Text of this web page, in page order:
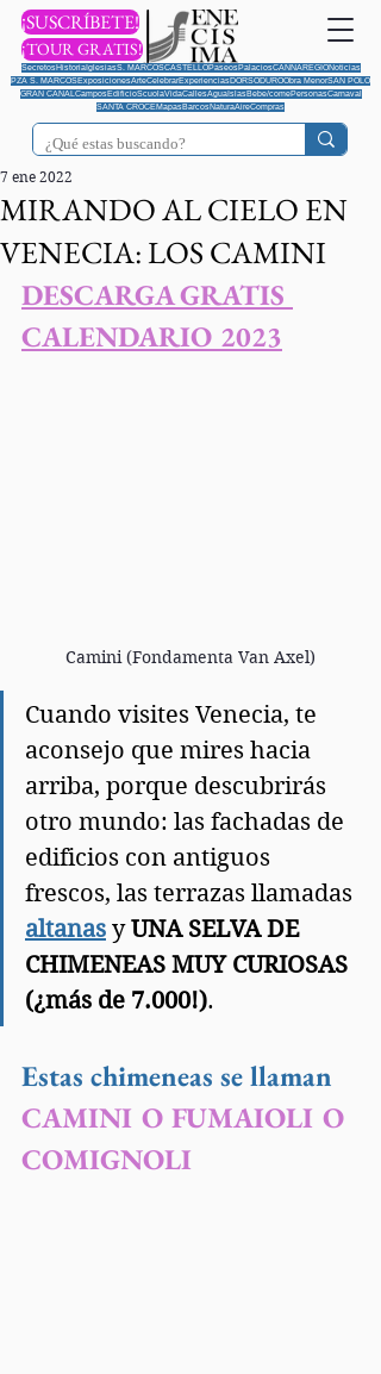
¡SUSCRÍBETE!
¡TOUR GRATIS!
SecretosHistoriaIglesiasS. MARCOSCASTELLOPaseosPalaciosCANNAREGIONoticias
PZA S. MARCOSExposicionesArteCelebrarExperienciasDORSODUROObra MenorSAN POLO
GRAN CANAL CamposEdificioScuolaVidaCallesAguaIslasBebe/comePersonasCarnaval
SANTA CROCEMapasBarcosNaturaAireCompras
MIRANDO AL CIELO EN
VENECIA: LOS CAMINI
7 ene 2022
DESCARGA GRATIS
CALENDARIO 2023
Camini (Fondamenta Van Axel)
Cuando visites Venecia, te
aconsejo que mires hacia
arriba, porque descubrirás
otro mundo: las fachadas de
edificios con antiguos
frescos, las terrazas llamadas
altanas y UNA SELVA DE
CHIMENEAS MUY CURIOSAS
(¿más de 7.000!).
Estas chimeneas se llaman
CAMINI O FUMAIOLI O
COMIGNOLI